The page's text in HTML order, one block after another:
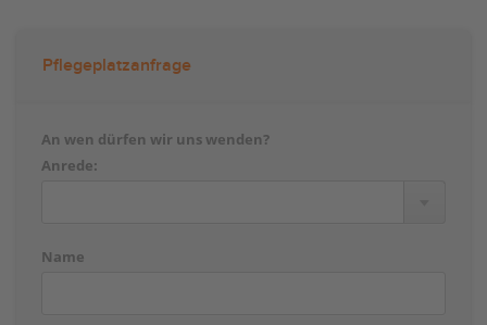
Pflegeplatzanfrage
An wen dürfen wir uns wenden?
Anrede:
Name